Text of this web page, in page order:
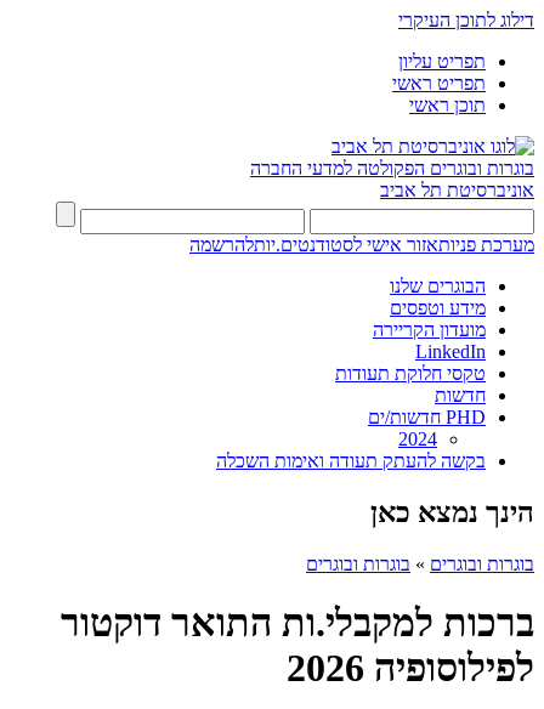
דילוג לתוכן העיקרי
תפריט עליון
תפריט ראשי
תוכן ראשי
בוגרות ובוגרים הפקולטה למדעי החברה
אוניברסיטת תל אביב
מערכת פניותאזור אישי לסטודנטים.יותלהרשמה
הבוגרים שלנו
מידע וטפסים
מועדון הקריירה
LinkedIn
טקסי חלוקת תעודות
חדשות
PHD חדשות/ים
2024
בקשה להעתק תעודה ואימות השכלה
הינך נמצא כאן
בוגרות ובוגרים » בוגרות ובוגרים
ברכות למקבלי.ות התואר דוקטור
לפילוסופיה 2026